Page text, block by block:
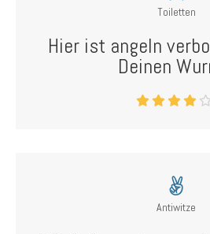
Toiletten
Hier ist angeln
Deinen
Antiwitze